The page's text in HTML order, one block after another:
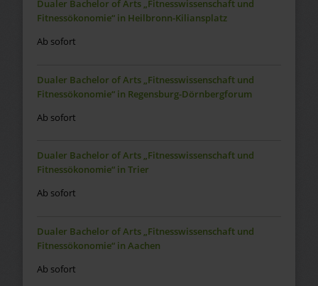
Dualer Bachelor of Arts „Fitnesswissenschaft und
Fitnessökonomie“ in Heilbronn-Kiliansplatz
Ab sofort
Dualer Bachelor of Arts „Fitnesswissenschaft und
Fitnessökonomie“ in Regensburg-Dörnbergforum
Ab sofort
Dualer Bachelor of Arts „Fitnesswissenschaft und
Fitnessökonomie“ in Trier
Ab sofort
Dualer Bachelor of Arts „Fitnesswissenschaft und
Fitnessökonomie“ in Aachen
Ab sofort